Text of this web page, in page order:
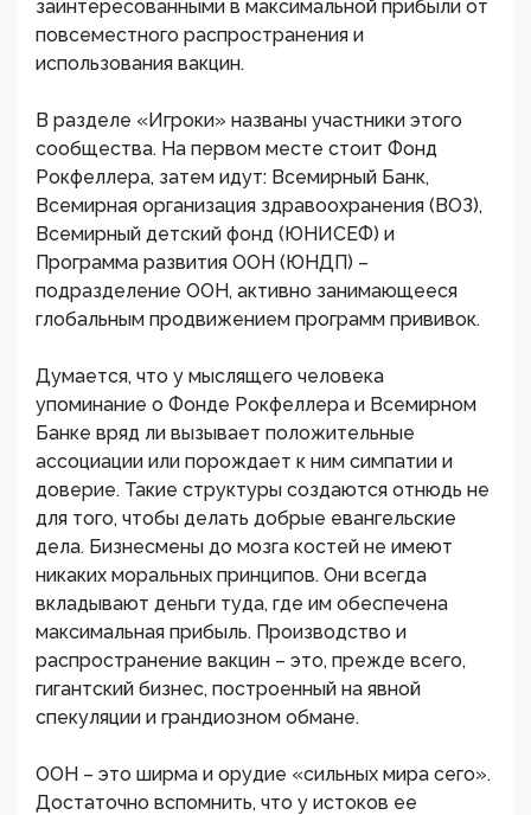
заинтересованными в максимальной прибыли от
повсеместного распространения и
использования вакцин.
В разделе «Игроки» названы участники этого
сообщества. На первом месте стоит Фонд
Рокфеллера, затем идут: Всемирный Банк,
Всемирная организация здравоохранения (ВОЗ),
Всемирный детский фонд (ЮНИСЕФ) и
Программа развития ООН (ЮНДП) –
подразделение ООН, активно занимающееся
глобальным продвижением программ прививок.
Думается, что у мыслящего человека
упоминание о Фонде Рокфеллера и Всемирном
Банке вряд ли вызывает положительные
ассоциации или порождает к ним симпатии и
доверие. Такие структуры создаются отнюдь не
для того, чтобы делать добрые евангельские
дела. Бизнесмены до мозга костей не имеют
никаких моральных принципов. Они всегда
вкладывают деньги туда, где им обеспечена
максимальная прибыль. Производство и
распространение вакцин – это, прежде всего,
гигантский бизнес, построенный на явной
спекуляции и грандиозном обмане.
ООН – это ширма и орудие «сильных мира сего».
Достаточно вспомнить, что у истоков ее